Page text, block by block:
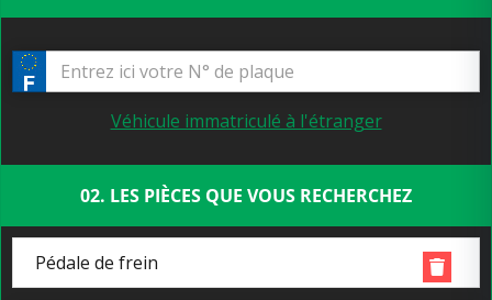
Véhicule immatriculé à l'étranger
02. LES PIÈCES QUE VOUS RECHERCHEZ
Pédale de frein